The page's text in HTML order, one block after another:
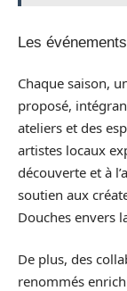
Les
Chaque saison,
proposé,
ateliers et des
artistes locaux
découverte et à
soutien aux
Douches envers
De plus, des
renommés